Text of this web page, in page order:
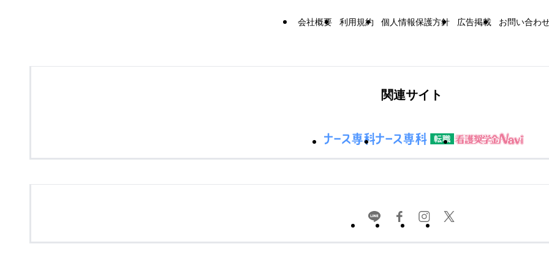
会社概要 利用規約 個人情報保護方針 広告掲載 お問い合わ
関連サイト